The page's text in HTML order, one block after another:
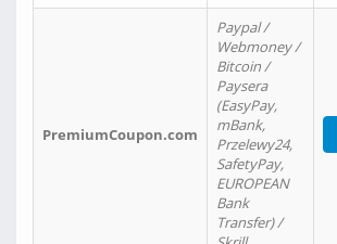
PremiumCoupon.com
Paypal /
Webmoney /
Bitcoin /
Paysera
(EasyPay,
mBank,
Przelewy24,
SafetyPay,
EUROPEAN
Bank
Transfer) /